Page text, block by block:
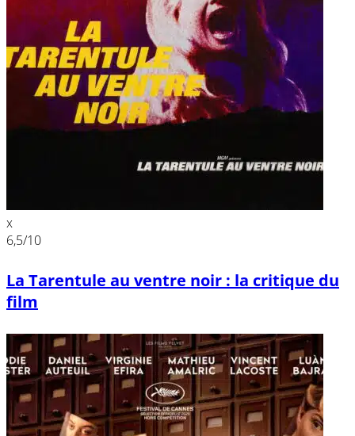
x
6,5/10
La Tarentule au ventre noir : la critique du
film